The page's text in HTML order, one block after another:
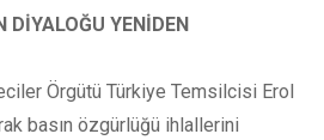
DİYALOĞU YENİDEN
Örgütü Türkiye Temsilcisi Erol
basın özgürlüğü ihlallerini